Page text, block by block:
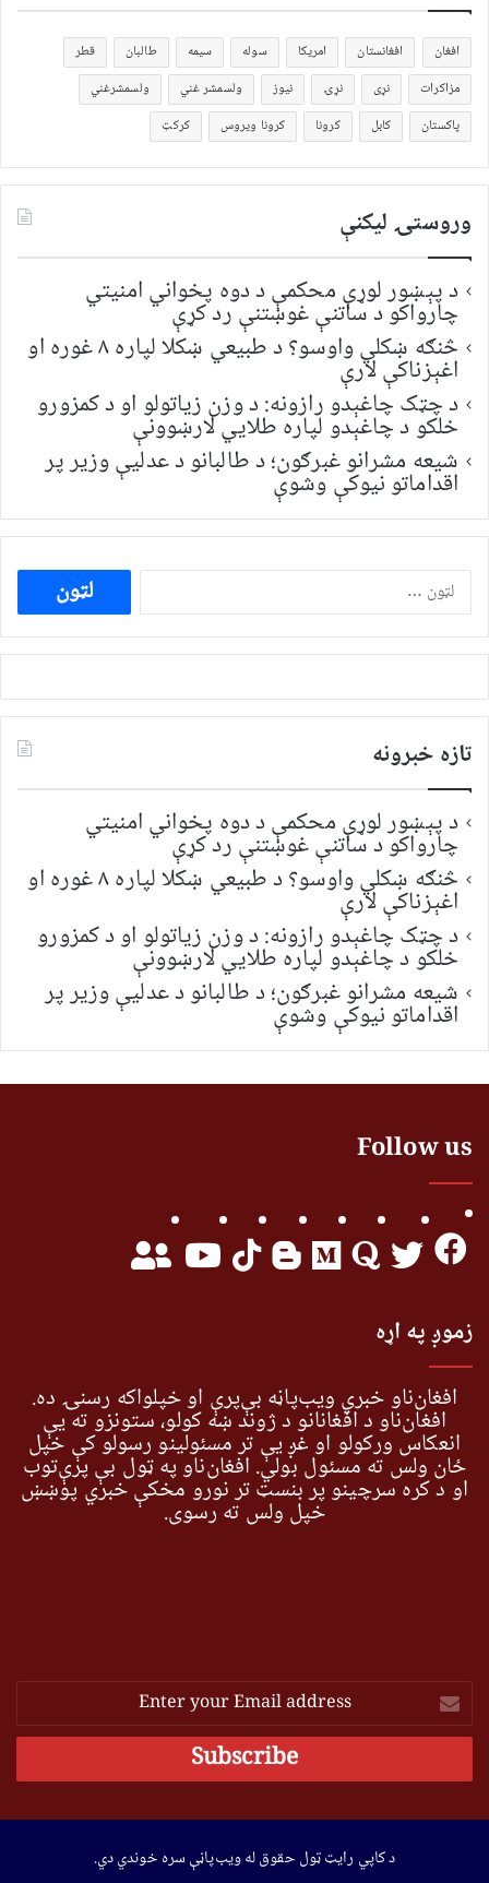
افغان افغانستان امریکا سوله سیمه طالبان
قطر
مزاکرات
نړی نړۍ نیوز ولسمشر غني
ولسمشرغني
پاکستان
کابل کرونا کرونا ویروس کرکټ
وروستۍ ليکنې
د پېښور لوړې محکمې د دوه پخواني امنیتي
چارواکو د ساتنې غوښتنې رد کړې
څنګه ښکلي واوسو؟ د طبیعي ښکلا لپاره ۸ غوره او
اغېزناکې لارې
د چټک چاغېدو رازونه: د وزن زیاتولو او د کمزورو
خلکو د چاغېدو لپاره طلایي لارښوونې
شیعه مشرانو غبرګون؛ د طالبانو د عدلیې وزیر پر
اقداماتو نیوکې وشوې
ددی
لپاره
لټون:
تازه خبرونه
د پېښور لوړې محکمې د دوه پخواني امنیتي
چارواکو د ساتنې غوښتنې رد کړې
څنګه ښکلي واوسو؟ د طبیعي ښکلا لپاره ۸ غوره او
اغېزناکې لارې
د چټک چاغېدو رازونه: د وزن زیاتولو او د کمزورو
خلکو د چاغېدو لپاره طلایي لارښوونې
شیعه مشرانو غبرګون؛ د طالبانو د عدلیې وزیر پر
اقداماتو نیوکې وشوې
Follow us
زموږ په اړه
افغان‌ناو خبري ویب‌پاڼه بې‌پرې او خپلواکه رسنۍ ده.
افغان‌ناو د افغانانو د ژوند ښه کولو، ستونزو ته یې
انعکاس ورکولو او غږ یې تر مسئولینو رسولو کې خپل
ځان ولس ته مسئول بولي. افغان‌ناو په ټول بې پرې‌توب
او د کره سرچینو پر بنسټ تر نورو مخکې خبري پوښښ
خپل ولس ته رسوي.
Enter
your
Email
د کاپي رایټ ټول حقوق له ویب‌پاڼې سره خوندي دي.